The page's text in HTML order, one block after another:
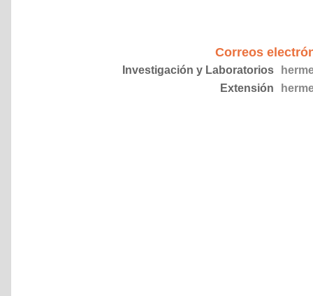
Correos
Investigación y Laboratorios
Extensión